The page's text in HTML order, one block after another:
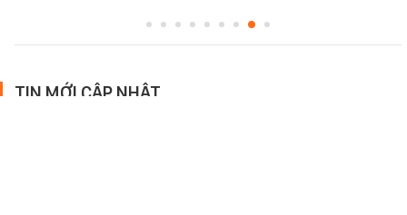
TIN MỚI CẬP NHẬT